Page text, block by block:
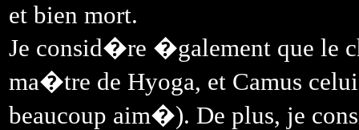
et bien mort.
Je consid�re �galement que le
ma�tre de Hyoga, et Camus
beaucoup aim�). De plus, je